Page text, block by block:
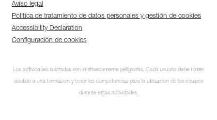
Aviso legal
Política de tratamiento de datos personales y gestión de cookies
Accessibility Declaration
Configuración de cookies
Las actividades ilustradas son intrínsecamente peligrosas. Cada usuario debe haber
asistido a una formación y tener las competencias para la utilización de los equipos
durante estas actividades.